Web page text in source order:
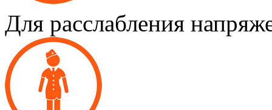
Для расслабления